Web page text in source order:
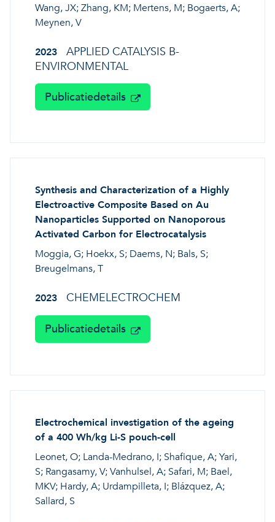
Wang, JX; Zhang, KM; Mertens, M; Bogaerts, A;
Meynen, V
2023 APPLIED CATALYSIS B-
ENVIRONMENTAL
Publicatiedetails
Synthesis and Characterization of a Highly
Electroactive Composite Based on Au
Nanoparticles Supported on Nanoporous
Activated Carbon for Electrocatalysis
Moggia, G; Hoekx, S; Daems, N; Bals, S;
Breugelmans, T
2023 CHEMELECTROCHEM
Publicatiedetails
Electrochemical investigation of the ageing
of a 400 Wh/kg Li-S pouch-cell
Leonet, O; Landa-Medrano, I; Shafique, A; Yari,
S; Rangasamy, V; Vanhulsel, A; Safari, M; Bael,
MKV; Hardy, A; Urdampilleta, I; Blázquez, A;
Sallard, S